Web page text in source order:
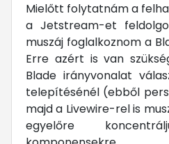
Mielőtt folytatnám a
a Jetstream-et
muszáj foglalkoznom a
Erre azért is van
Blade irányvonalat
telepítésénél (ebből
majd a Livewire-rel is
egyelőre